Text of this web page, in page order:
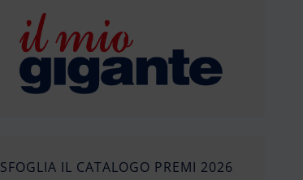
SFOGLIA IL CATALOGO PREMI 2026